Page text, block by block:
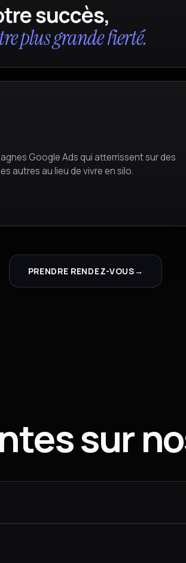
succès,
plus grande fierté.
Google Ads qui atterrissent sur des
autres au lieu de vivre en silo.
PRENDRE RENDEZ-VOUS→
sur